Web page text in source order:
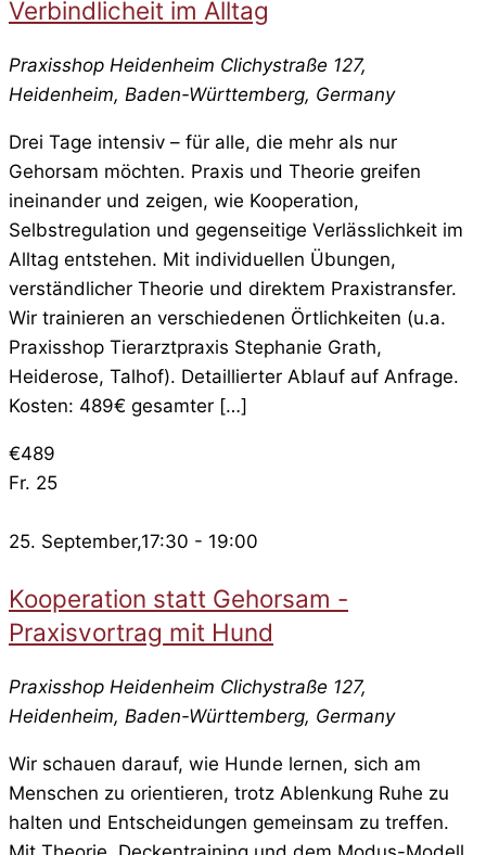
Verbindlicheit im Alltag
Praxisshop Heidenheim Clichystraße 127,
Heidenheim, Baden-Württemberg, Germany
Drei Tage intensiv – für alle, die mehr als nur
Gehorsam möchten. Praxis und Theorie greifen
ineinander und zeigen, wie Kooperation,
Selbstregulation und gegenseitige Verlässlichkeit im
Alltag entstehen. Mit individuellen Übungen,
verständlicher Theorie und direktem Praxistransfer.
Wir trainieren an verschiedenen Örtlichkeiten (u.a.
Praxisshop Tierarztpraxis Stephanie Grath,
Heiderose, Talhof). Detaillierter Ablauf auf Anfrage.
Kosten: 489€ gesamter […]
€489
Fr. 25
25. September,17:30 - 19:00
Kooperation statt Gehorsam -
Praxisvortrag mit Hund
Praxisshop Heidenheim Clichystraße 127,
Heidenheim, Baden-Württemberg, Germany
Wir schauen darauf, wie Hunde lernen, sich am
Menschen zu orientieren, trotz Ablenkung Ruhe zu
halten und Entscheidungen gemeinsam zu treffen.